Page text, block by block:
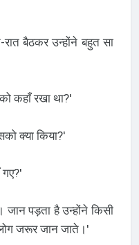
बैठकर उन्होंने बहुत सा
कहाँ रखा था?'
क्या किया?'
पड़ता है उन्होंने किसी
लोग जरूर जान जाते।'